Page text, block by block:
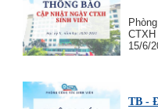
15/6/
TB -